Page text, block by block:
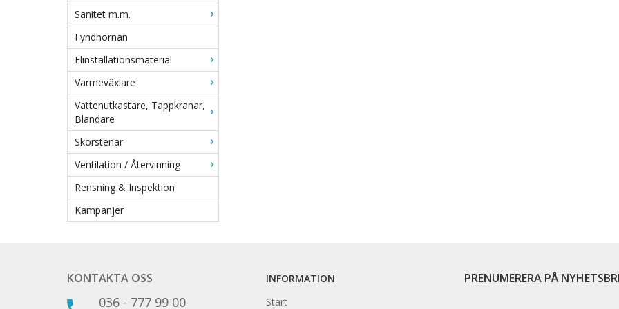
Sanitet m.m.
Fyndhörnan
Elinstallationsmaterial
Värmeväxlare
Vattenutkastare, Tappkranar,
Blandare
Skorstenar
Ventilation / Återvinning
Rensning & Inspektion
Kampanjer
KONTAKTA OSS
036 - 777 99 00
INFORMATION
Start
PRENUMERERA PÅ